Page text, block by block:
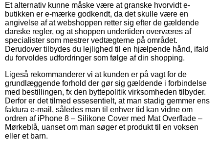
Et alternativ kunne måske være at granske hvorvidt e-
butikken er e-mærke godkendt, da det skulle være en
angivelse af at webshoppen retter sig efter de gældende
danske regler, og at shoppen undertiden overværes af
specialister som mestrer vedtægterne på området.
Derudover tilbydes du lejlighed til en hjælpende hånd, ifald
du forvoldes udfordringer som følge af din shopping.
Ligeså rekommanderer vi at kunden er på vagt for de
grundlæggende forhold der gør sig gældende i forbindelse
med bestillingen, fx den byttepolitik virksomheden tilbyder.
Derfor er det tilmed essesentielt, at man stadig gemmer ens
faktura e-mail, således man til enhver tid kan vidne om
ordren af iPhone 8 – Silikone Cover med Mat Overflade –
Mørkeblå, uanset om man søger et produkt til en voksen
eller et barn.